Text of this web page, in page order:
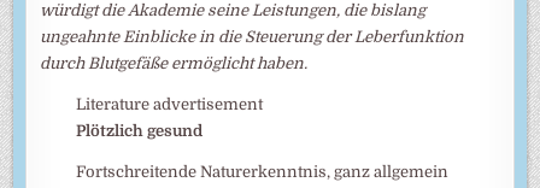
würdigt die Akademie seine Leistungen, die bislang
ungeahnte Einblicke in die Steuerung der Leberfunktion
durch Blutgefäße ermöglicht haben.
Literature advertisement
Plötzlich gesund
Fortschreitende Naturerkenntnis, ganz allgemein